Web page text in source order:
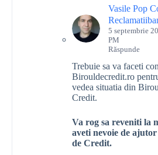
Vasile Pop
5 septembrie
PM
Răspunde
Trebuie sa va faceti
Birouldecredit.ro
vedea situatia din
Credit.
Va rog sa reveniti la
aveti nevoie de
de Credit.